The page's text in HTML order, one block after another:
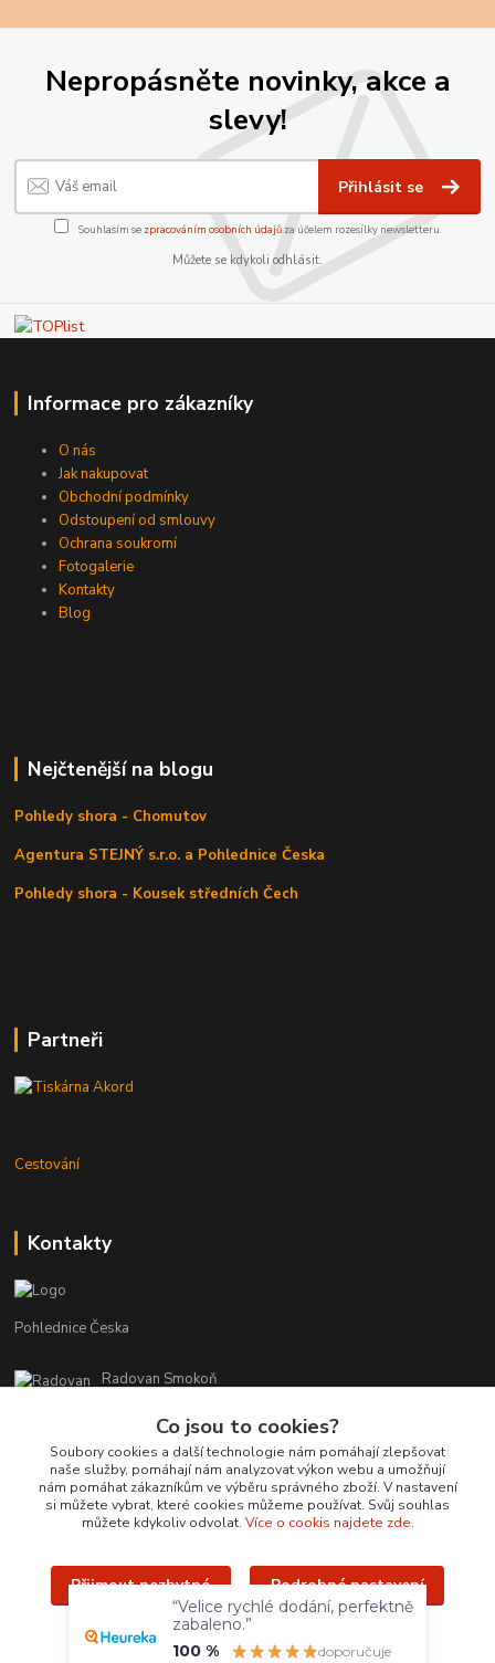
Nepropásněte novinky, akce a
slevy!
Přihlásit se
Souhlasím se zpracováním osobních údajůza účelem rozesílky newsletteru.
Můžete se kdykoli odhlásit.
Informace pro zákazníky
O nás
Jak nakupovat
Obchodní podmínky
Odstoupení od smlouvy
Ochrana soukromí
Fotogalerie
Kontakty
Blog
Nejčtenější na blogu
Pohledy shora - Chomutov
Agentura STEJNÝ s.r.o. a Pohlednice Česka
Pohledy shora - Kousek středních Čech
Partneři
Cestování
Kontakty
Pohlednice Česka
Radovan Smokoň
r.smokon@pohlednicecr.cz
Upravit sběr cookies.
Co jsou to cookies?
Soubory cookies a další technologie nám pomáhají zlepšovat
naše služby, pomáhají nám analyzovat výkon webu a umožňují
nám pomáhat zákazníkům ve výběru správného zboží. V nastavení
si můžete vybrat, které cookies můžeme používat. Svůj souhlas
můžete kdykoliv odvolat. Více o cookis najdete zde.
Přijmout nezbytné Podrobné nastavení
Přijmout všechny
“Velice rychlé dodání, perfektně
zabaleno.”
100 %
doporučuje